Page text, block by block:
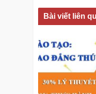
Bài viết liên